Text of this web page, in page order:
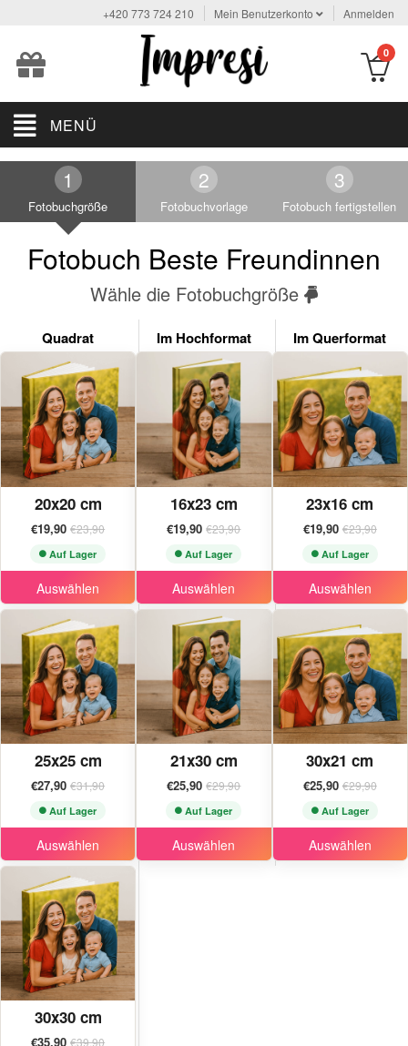
+420 773 724 210 Mein Benutzerkonto Anmelden
0
MENÜ
Fotobuchgröße Fotobuchvorlage Fotobuch fertigstellen
Fotobuch Beste Freundinnen
Wähle die Fotobuchgröße
Quadrat
20x20 cm
€19,90€23,90
Auf Lager
Auswählen
25x25 cm
€27,90€31,90
Auf Lager
Auswählen
30x30 cm
€35,90€39,90
Im Hochformat
16x23 cm
€19,90€23,90
Auf Lager
Auswählen
21x30 cm
€25,90€29,90
Auf Lager
Auswählen
Im Querformat
23x16 cm
€19,90 €23,90
Auf Lager
Auswählen
30x21 cm
€25,90 €29,90
Auf Lager
Auswählen